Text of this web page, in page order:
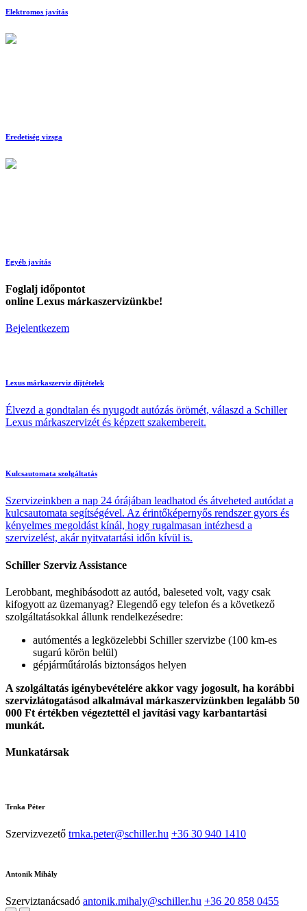
Elektromos javítás
Eredetiség vizsga
Egyéb javítás
Foglalj időpontot
online Lexus márkaszervizünkbe!
Bejelentkezem
Lexus márkaszerviz díjtételek
Élvezd a gondtalan és nyugodt autózás örömét, válaszd a Schiller
Lexus márkaszervizét és képzett szakembereit.
Kulcsautomata szolgáltatás
Szervizeinkben a nap 24 órájában leadhatod és átveheted autódat a
kulcsautomata segítségével. Az érintőképernyős rendszer gyors és
kényelmes megoldást kínál, hogy rugalmasan intézhesd a
szervizelést, akár nyitvatartási időn kívül is.
Schiller Szerviz Assistance
Lerobbant, meghibásodott az autód, baleseted volt, vagy csak
kifogyott az üzemanyag? Elegendő egy telefon és a következő
szolgáltatásokkal állunk rendelkezésedre:
autómentés a legközelebbi Schiller szervizbe (100 km-es
sugarú körön belül)
gépjárműtárolás biztonságos helyen
A szolgáltatás igénybevételére akkor vagy jogosult, ha korábbi
szervizlátogatásod alkalmával márkaszervizünkben legalább 50
000 Ft értékben végeztettél el javítási vagy karbantartási
munkát.
Munkatársak
Trnka Péter
Szervizvezető trnka.peter@schiller.hu +36 30 940 1410
Antonik Mihály
Szerviztanácsadó antonik.mihaly@schiller.hu +36 20 858 0455